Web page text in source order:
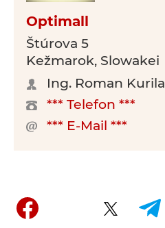
Optimall
Štúrova 5
Kežmarok, Slowakei
Ing. Roman Kurila
*** Telefon ***
*** E-Mail ***